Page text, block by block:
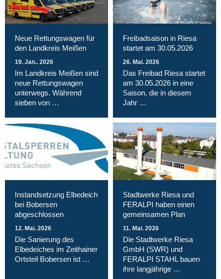
Neue Rettungswagen für
den Landkreis Meißen
19. Jan.. 2026
Im Landkreis Meißen sind
neue Rettungswagen
unterwegs. Während
sieben von …
Magnet Riesa GmbH
Freibadsaison in Riesa
startet am 30.05.2026
26. Mai. 2026
Das Freibad Riesa startet
am 30.05.2026 in eine
Saison, die in diesem
Jahr …
Instandsetzung Elbedeich
bei Bobersen
abgeschlossen
12. Mai. 2026
Die Sanierung des
Elbedeiches im Zeithainer
Ortsteil Bobersen ist …
Stadtwerke Riesa und
FERALPI haben einen
gemeinsamen Plan
11. Mai. 2026
Die Stadtwerke Riesa
GmbH (SWR) und
FERALPI STAHL bauen
ihre langjährige …